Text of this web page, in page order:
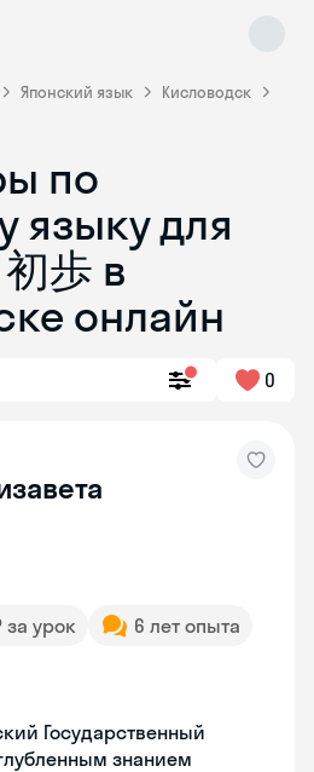
Японский язык
Кисловодск
по
языку для
歩 в
онлайн
0
за урок 6 лет опыта
Государственный
знанием